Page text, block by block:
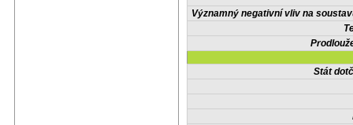
Významný negativní vliv na
Stát